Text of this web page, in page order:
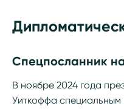
Спецпосланник
В ноябре 2024 года
Уиткоффа